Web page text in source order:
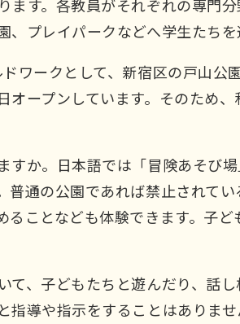
す。各教員がそれぞれの専門
プレイパークなどへ学生たちを
ワークとして、新宿区の戸山
ープンしています。そのため
か。日本語では「冒険あそび
通の公園であれば禁止されて
ことなども体験できます。子
、子どもたちと遊んだり、話
導や指示をすることはありま